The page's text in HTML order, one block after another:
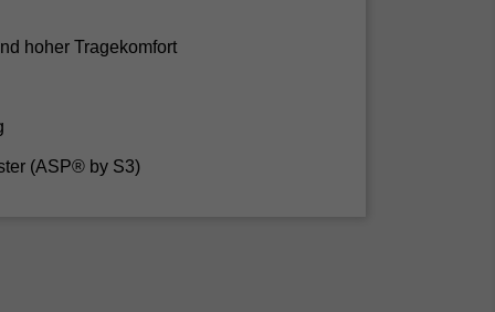
hoher Tragekomfort
(ASP® by S3)